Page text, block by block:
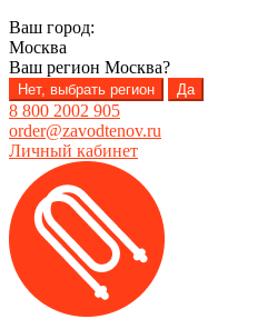
Ваш город:
Москва
Ваш регион Москва?
Нет, выбрать регион Да
8 800 2002 905
order@zavodtenov.ru
Личный кабинет
Перейти
навигации
Перейти
содержимому